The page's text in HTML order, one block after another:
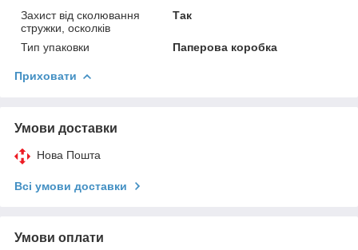
Захист від сколювання
стружки, осколків
Так
Тип упаковки Паперова коробка
Приховати
Умови доставки
Нова Пошта
Всі умови доставки
Умови оплати